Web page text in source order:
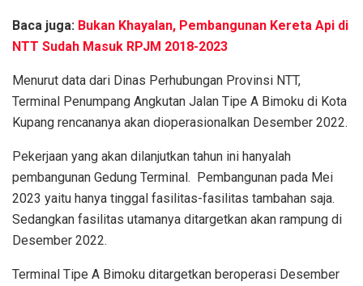
Baca juga: Bukan Khayalan, Pembangunan Kereta Api di
NTT Sudah Masuk RPJM 2018-2023
Menurut data dari Dinas Perhubungan Provinsi NTT,
Terminal Penumpang Angkutan Jalan Tipe A Bimoku di Kota
Kupang rencananya akan dioperasionalkan Desember 2022.
Pekerjaan yang akan dilanjutkan tahun ini hanyalah
pembangunan Gedung Terminal. Pembangunan pada Mei
2023 yaitu hanya tinggal fasilitas-fasilitas tambahan saja.
Sedangkan fasilitas utamanya ditargetkan akan rampung di
Desember 2022.
Terminal Tipe A Bimoku ditargetkan beroperasi Desember